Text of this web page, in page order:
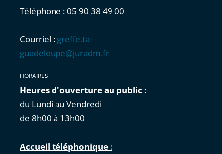
Téléphone : 05 90 38 49 00
Courriel : greffe.ta-
guadeloupe@juradm.fr
HORAIRES
Heures d'ouverture au public :
du Lundi au Vendredi
de 8h00 à 13h00
Accueil téléphonique :